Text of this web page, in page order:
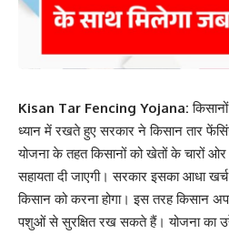
Kisan Tar Fencing Yojana:
ध्यान में रखते हुए सरकार ने किसान तार
योजना के तहत किसानों को खेतों के चारों
सहायता दी जाएगी। सरकार इसका आधा
किसान को करना होगा। इस तरह किसान
पशुओं से सुरक्षित रख सकते हैं। योजना का